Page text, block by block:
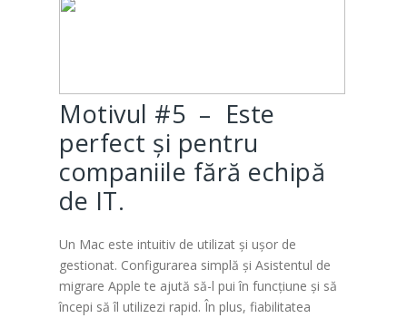
Motivul #5 – Este
perfect și pentru
companiile fără echipă
de IT.
Un Mac este intuitiv de utilizat și ușor de
gestionat. Configurarea simplă și Asistentul de
migrare Apple te ajută să-l pui în funcțiune și să
începi să îl utilizezi rapid. În plus, fiabilitatea